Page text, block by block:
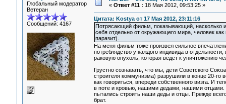
Глобальный модератор
Ветеран
Сообщений: 4167
« Ответ #11 : 18 Мая 2012, 09:53:25 »
Цитата: Kostya от 17 Мая 2012, 23:11:16
Потрясающий фильм, показывающий, насколько
себя отдельно от окружающего мира, человек
паразит).
На меня фильм тоже произвел сильное
потреблядство у каждого индивида в
раковую опухоль, которая ведет к уничтожению
Грустно сознавать, что мы, дети Советского
строителя коммунизма) разрушили в конце 20-го
как говориться, впереди собственного визга. И
в поте и кровью, нашими дедами, нашими отцами.
пытались строить наши деды и отцы. Прежде
брат.